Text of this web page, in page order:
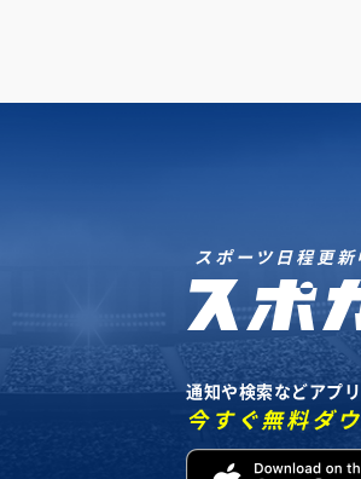
スポーツ日程更新
通知や検索などアプ
今すぐ無料ダ